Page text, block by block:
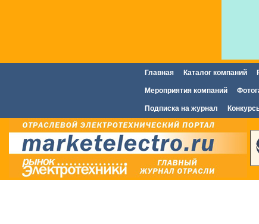
Главное меню
Главная Каталог компаний
Мероприятия компаний
Подписка на журнал